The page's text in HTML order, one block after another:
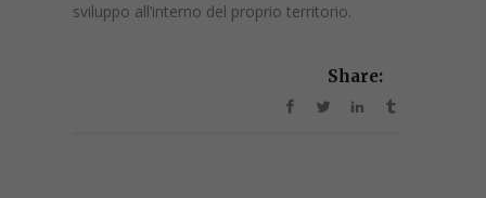
sviluppo all’interno del proprio territorio.
Share: